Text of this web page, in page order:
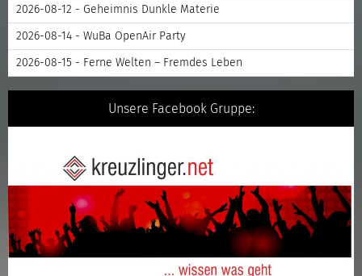
2026-08-12 - Geheimnis Dunkle Materie
2026-08-14 - WuBa OpenAir Party
2026-08-15 - Ferne Welten – Fremdes Leben
Unsere Facebook Gruppe: